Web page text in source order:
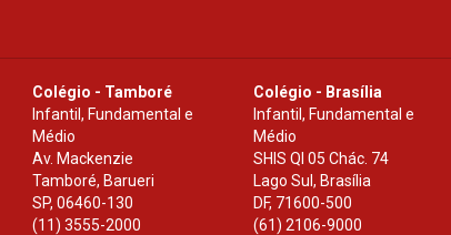
Colégio - Tamboré
Infantil, Fundamental e
Médio
Av. Mackenzie
Tamboré, Barueri
SP,06460-130
(11) 3555-2000
Colégio - Brasília
Infantil, Fundamental e
Médio
SHIS Ql 05 Chác. 74
Lago Sul, Brasília
DF, 71600-500
(61) 2106-9000